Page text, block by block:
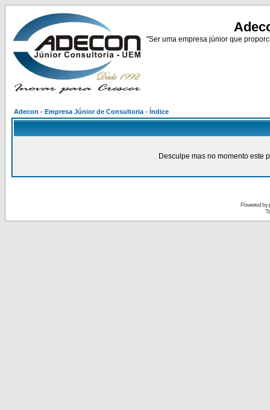
"Ser uma empresa júnior que
Adecon - Empresa Júnior de Consultoria - Índice
Desculpe mas no momento este
Powered by